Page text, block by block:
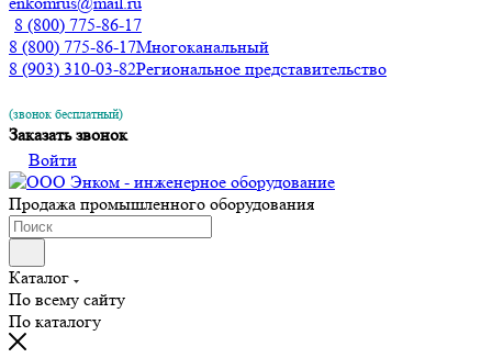
8 (800) 775-86-17
8 (800) 775-86-17Многоканальный
8 (903) 310-03-82Региональное представительство
(звонок бесплатный)
Заказать звонок
Войти
Продажа промышленного оборудования
Каталог
По всему сайту
По каталогу